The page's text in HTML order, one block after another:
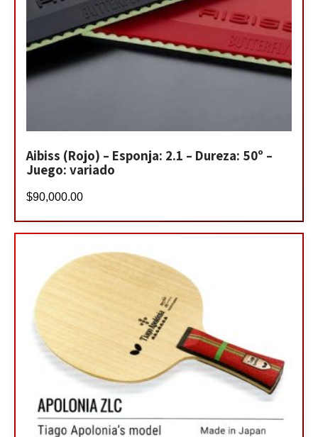
Aibiss (Rojo) – Esponja: 2.1 – Dureza: 50º –
Juego: variado
$90,000.00